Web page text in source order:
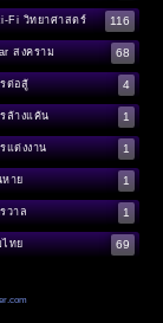
Fi วิทยาศาสตร์ 116
สงคราม 68
ต่อสู้ 4
ล้างแค้น 1
แต่งงาน 1
หาย 1
วาล 1
ไทย 69